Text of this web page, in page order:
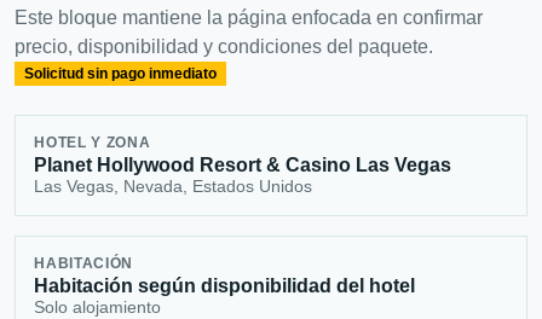
Este bloque mantiene la página enfocada en confirmar
precio, disponibilidad y condiciones del paquete.
Solicitud sin pago inmediato
HOTEL Y ZONA
Planet Hollywood Resort & Casino Las Vegas
Las Vegas, Nevada, Estados Unidos
HABITACIÓN
Habitación según disponibilidad del hotel
Solo alojamiento